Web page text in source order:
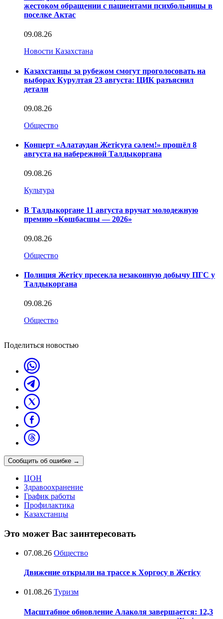
жестоком обращении с пациентами психбольницы в
поселке Актас
09.08.26
Новости Казахстана
Казахстанцы за рубежом смогут проголосовать на
выборах Курултая 23 августа: ЦИК разъяснил
детали
09.08.26
Общество
Концерт «Алатаудан Жетісуға сәлем!» прошёл 8
августа на набережной Талдыкоргана
09.08.26
Культура
В Талдыкоргане 11 августа вручат молодежную
премию «Көшбасшы — 2026»
09.08.26
Общество
Полиция Жетісу пресекла незаконную добычу ПГС у
Талдыкоргана
09.08.26
Общество
Поделиться новостью
Сообщить об ошибке →
ЦОН
Здравоохранение
График работы
Профилактика
Казахстанцы
Это может Вас заинтересовать
07.08.26 Общество
Движение открыли на трассе к Хоргосу в Жетісу
01.08.26 Туризм
Масштабное обновление Алаколя завершается: 12,3